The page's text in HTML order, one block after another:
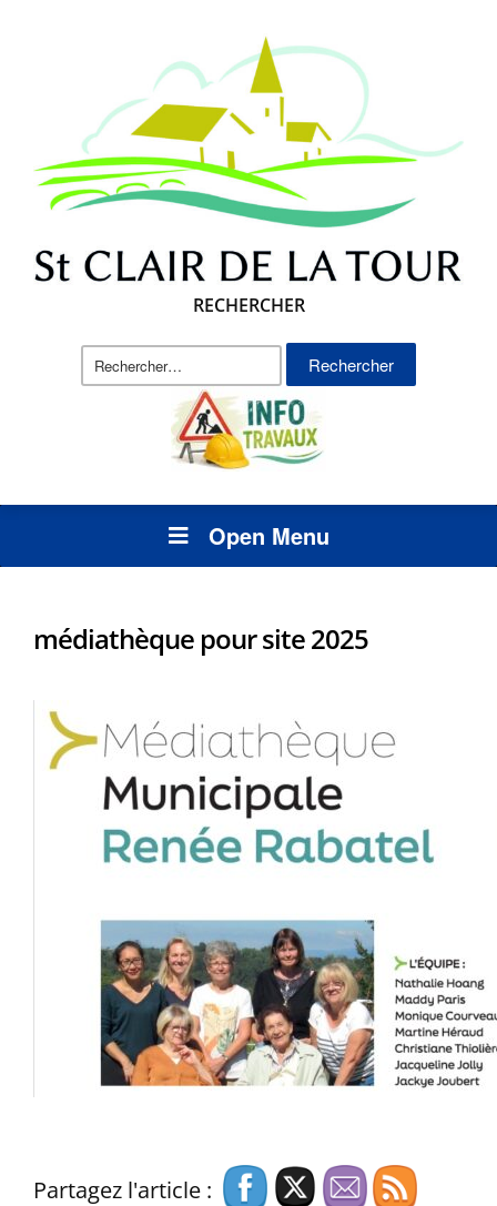
RECHERCHER
Rechercher :
Open Menu
médiathèque pour site 2025
Partagez l'article :